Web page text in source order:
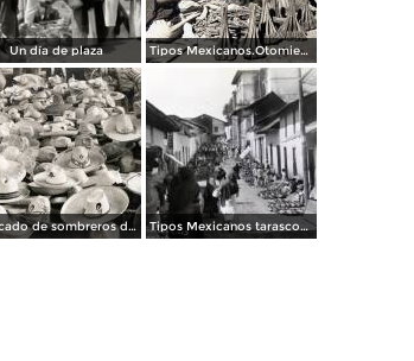
Un día de plaza Tipos Mexicanos.Otomies vendedores de cohetes.
Mercado de sombreros de palma Tipos Mexicanos tarascos en dia de mercado..